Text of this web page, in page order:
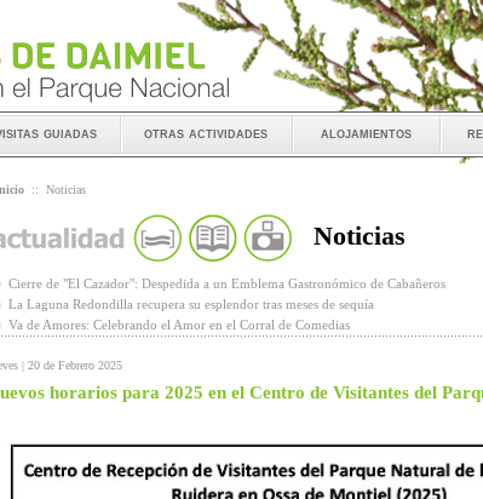
guiadas otras actividades alojamientos
:: Noticias
Noticias
Cierre de "El Cazador": Despedida a un Emblema Gastronómico de Cabañeros
La Laguna Redondilla recupera su esplendor tras meses de sequía
Va de Amores: Celebrando el Amor en el Corral de Comedias
| 20 de Febrero 2025
horarios para 2025 en el Centro de Visitantes del